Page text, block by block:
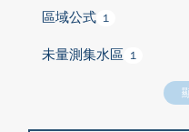
區域公式 1
未量測集水區 1